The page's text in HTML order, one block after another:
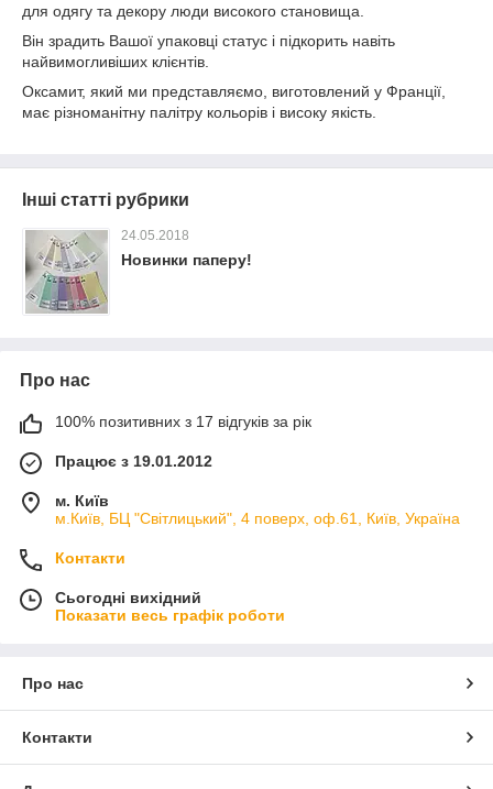
для одягу та декору люди високого становища.
Він зрадить Вашої упаковці статус і підкорить навіть
найвимогливіших клієнтів.
Оксамит, який ми представляємо, виготовлений у Франції,
має різноманітну палітру кольорів і високу якість.
Інші статті рубрики
24.05.2018
Новинки паперу!
Про нас
100% позитивних з 17 відгуків за рік
Працює з 19.01.2012
м. Київ
м.Київ, БЦ "Світлицький", 4 поверх, оф.61, Київ, Україна
Контакти
Сьогодні вихідний
Показати весь графік роботи
Про нас
Контакти